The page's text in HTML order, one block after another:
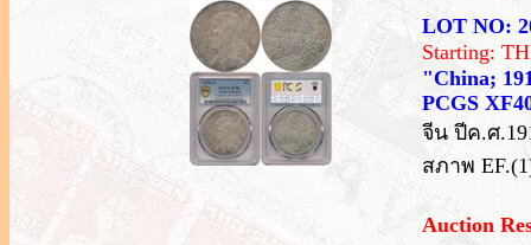
LOT NO:
Starting:
"China;
PCGS
จีน ปีค.ศ
สภาพ
Auction